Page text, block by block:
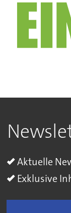
Aktuelle
Exklusive